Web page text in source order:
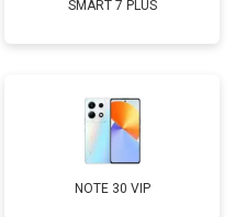
SMART 7 PLUS
NOTE 30 VIP